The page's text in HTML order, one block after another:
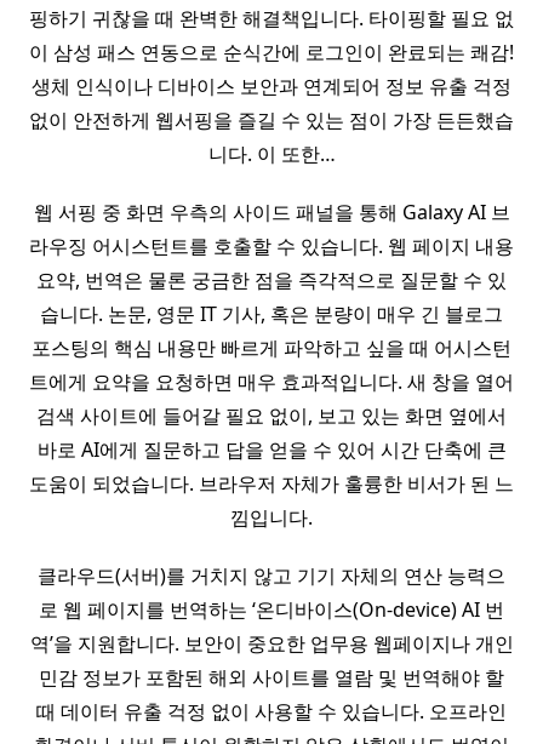
핑하기 귀찮을 때 완벽한 해결책입니다. 타이핑할 필요 없
이 삼성 패스 연동으로 순식간에 로그인이 완료되는 쾌감!
생체 인식이나 디바이스 보안과 연계되어 정보 유출 걱정
없이 안전하게 웹서핑을 즐길 수 있는 점이 가장 든든했습
니다. 이 또한…
웹 서핑 중 화면 우측의 사이드 패널을 통해 Galaxy AI 브
라우징 어시스턴트를 호출할 수 있습니다. 웹 페이지 내용
요약, 번역은 물론 궁금한 점을 즉각적으로 질문할 수 있
습니다. 논문, 영문 IT 기사, 혹은 분량이 매우 긴 블로그
포스팅의 핵심 내용만 빠르게 파악하고 싶을 때 어시스턴
트에게 요약을 요청하면 매우 효과적입니다. 새 창을 열어
검색 사이트에 들어갈 필요 없이, 보고 있는 화면 옆에서
바로 AI에게 질문하고 답을 얻을 수 있어 시간 단축에 큰
도움이 되었습니다. 브라우저 자체가 훌륭한 비서가 된 느
낌입니다.
클라우드(서버)를 거치지 않고 기기 자체의 연산 능력으
로 웹 페이지를 번역하는 ‘온디바이스(On-device) AI 번
역’을 지원합니다. 보안이 중요한 업무용 웹페이지나 개인
민감 정보가 포함된 해외 사이트를 열람 및 번역해야 할
때 데이터 유출 걱정 없이 사용할 수 있습니다. 오프라인